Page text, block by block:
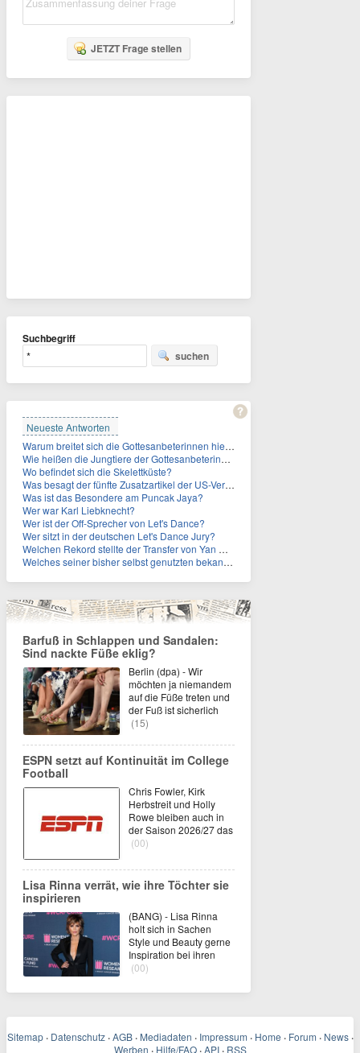
JETZT Frage stellen
Suchbegriff
suchen
Neueste Antworten
Warum breitet sich die Gottesanbeterinnen hierzulande immer weiter aus?
Wie heißen die Jungtiere der Gottesanbeterinnen?
Wo befindet sich die Skelettküste?
Was besagt der fünfte Zusatzartikel der US-Verfassung, auf den sich Fauci berief?
Was ist das Besondere am Puncak Jaya?
Wer war Karl Liebknecht?
Wer ist der Off-Sprecher von Let's Dance?
Wer sitzt in der deutschen Let's Dance Jury?
Welchen Rekord stellte der Transfer von Yan Diomande zudem auf?
Welches seiner bisher selbst genutzten bekannten Gebäude verpachtet der Vatikan nun?
Barfuß in Schlappen und Sandalen:
Sind nackte Füße eklig?
Berlin (dpa) - Wir
möchten ja niemandem
auf die Füße treten und
der Fuß ist sicherlich
(15)
ESPN setzt auf Kontinuität im College
Football
Chris Fowler, Kirk
Herbstreit und Holly
Rowe bleiben auch in
der Saison 2026/27 das
(00)
Lisa Rinna verrät, wie ihre Töchter sie
inspirieren
(BANG) - Lisa Rinna
holt sich in Sachen
Style und Beauty gerne
Inspiration bei ihren
(00)
Sitemap · Datenschutz · AGB · Mediadaten · Impressum · Home · Forum · News ·
Werben · Hilfe/FAQ · API · RSS